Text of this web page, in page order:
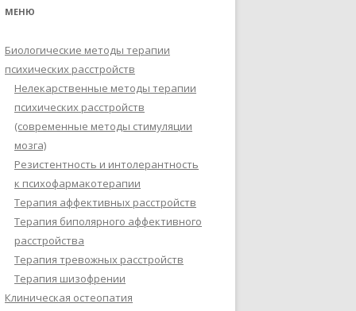
МЕНЮ
Биологические методы терапии
психических расстройств
Нелекарственные методы терапии
психических расстройств
(современные методы стимуляции
мозга)
Резистентность и интолерантность
к психофармакотерапии
Терапия аффективных расстройств
Терапия биполярного аффективного
расстройства
Терапия тревожных расстройств
Терапия шизофрении
Клиническая остеопатия